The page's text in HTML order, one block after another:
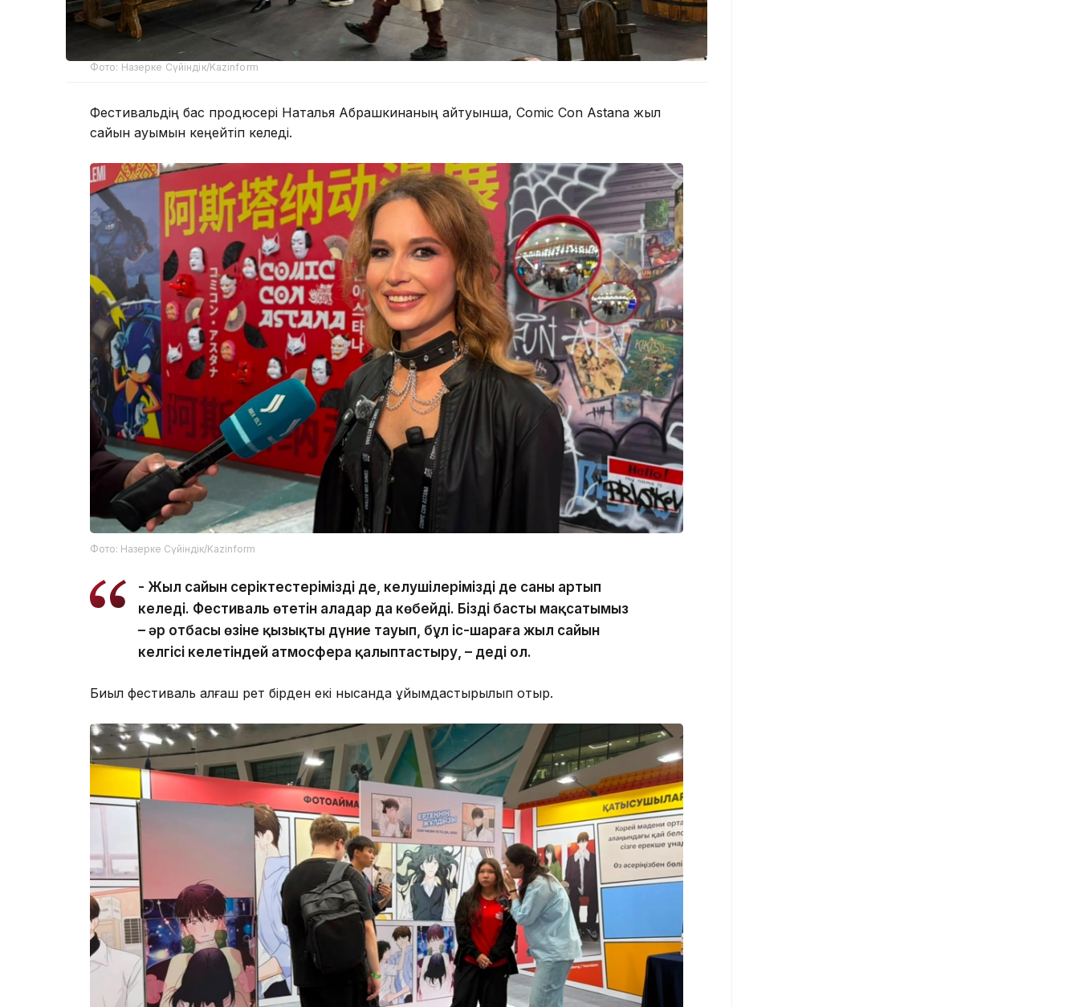
Фото: Назерке Сүйіндік/Kazinform
Фестивальдің бас продюсері Наталья Абрашкинаның айтуынша, Comic Con Astana жыл
сайын ауқымын кеңейтіп келеді.
Фото: Назерке Сүйіндік/Kazinform
- Жыл сайын серіктестеріміздің де, келушілеріміздің де саны артып
келеді. Фестиваль өтетін алаңдар да көбейді. Біздің басты мақсатымыз
– әр отбасы өзіне қызықты дүние тауып, бұл іс-шараға жыл сайын
келгісі келетіндей атмосфера қалыптастыру, – деді ол.
Биыл фестиваль алғаш рет бірден екі нысанда ұйымдастырылып отыр.